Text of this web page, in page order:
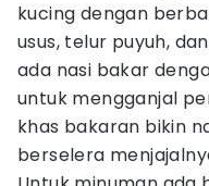
kucing dengan
usus, telur puyuh,
ada nasi bakar
untuk mengganjal
khas bakaran bikin
berselera